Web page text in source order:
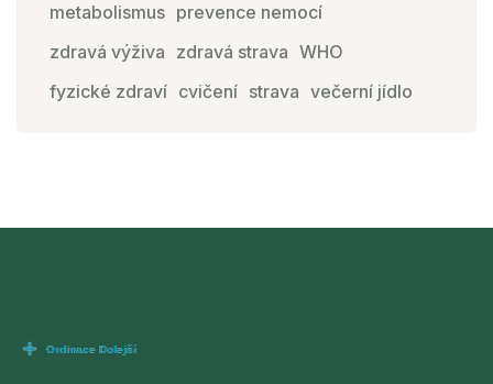
metabolismus prevence nemocí
zdravá výživa zdravá strava WHO
fyzické zdraví cvičení strava večerní jídlo